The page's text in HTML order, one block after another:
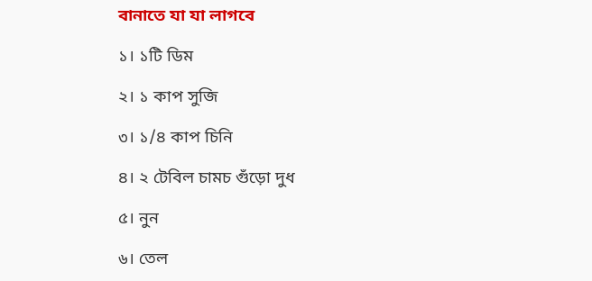
বানাতে যা যা লাগবে
১। ১টি ডিম
২। ১ কাপ সুজি
৩। ১/৪ কাপ চিনি
৪। ২ টেবিল চামচ গুঁড়ো দুধ
৫। নুন
৬। তেল